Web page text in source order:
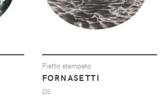
Piatto stampato
FORNASETTI
OS